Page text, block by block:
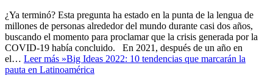
¿Ya terminó? Esta pregunta ha estado en la punta de la lengua de
millones de personas alrededor del mundo durante casi dos años,
buscando el momento para proclamar que la crisis generada por la
COVID-19 había concluido. En 2021, después de un año en
el… Leer más »Big Ideas 2022: 10 tendencias que marcarán la
pauta en Latinoamérica